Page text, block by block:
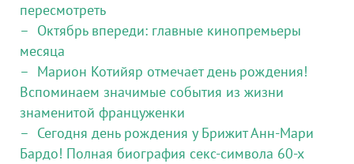
пересмотреть
Октябрь впереди: главные кинопремьеры
месяца
Марион Котийяр отмечает день рождения!
Вспоминаем значимые события из жизни
знаменитой француженки
Сегодня день рождения у Брижит Анн-Мари
Бардо! Полная биография секс-символа 60-х